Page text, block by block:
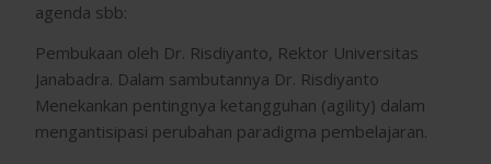
agenda sbb:
Pembukaan oleh Dr. Risdiyanto, Rektor Universitas
Janabadra. Dalam sambutannya Dr. Risdiyanto
Menekankan pentingnya ketangguhan (agility) dalam
mengantisipasi perubahan paradigma pembelajaran.